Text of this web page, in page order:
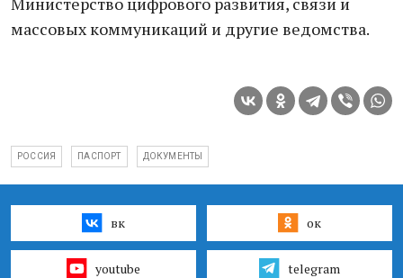
массовых коммуникаций и другие ведомства.
РОССИЯ ПАСПОРТ ДОКУМЕНТЫ
вк ок
youtube telegram